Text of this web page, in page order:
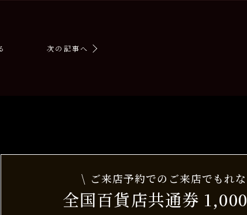
次の記事へ
\ ご来店予約でのご来店でもれ
全国百貨店共通券